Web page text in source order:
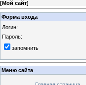
[Мой сайт]
Форма входа
Логин:
Пароль:
запомнить
Меню сайта